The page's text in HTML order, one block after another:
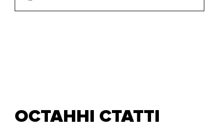
ОСТАННІ СТАТТІ